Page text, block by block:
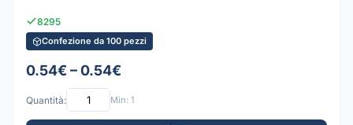
8295
Confezione da 100 pezzi
0.54€ – 0.54€
Quantità: Min: 1